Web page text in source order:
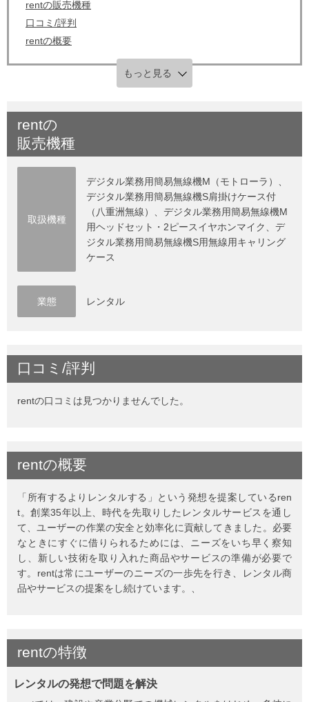
rentの販売機種
口コミ/評判
rentの概要
もっと見る
rentの
販売機種
取扱機種
デジタル業務用簡易無線機M（モトローラ）、
デジタル業務用簡易無線機S肩掛けケース付
（八重洲無線）、デジタル業務用簡易無線機M
用ヘッドセット・2ピースイヤホンマイク、デ
ジタル業務用簡易無線機S用無線用キャリング
ケース
業態 レンタル
口コミ/評判
rentの口コミは見つかりませんでした。
rentの概要
「所有するよりレンタルする」という発想を提案しているren
t。創業35年以上、時代を先取りしたレンタルサービスを通し
て、ユーザーの作業の安全と効率化に貢献してきました。必要
なときにすぐに借りられるためには、ニーズをいち早く察知
し、新しい技術を取り入れた商品やサービスの準備が必要で
す。rentは常にユーザーのニーズの一歩先を行き、レンタル商
品やサービスの提案をし続けています。、
rentの特徴
レンタルの発想で問題を解決